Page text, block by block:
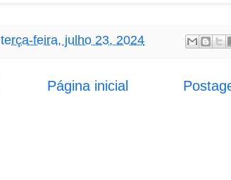
terça-feira, julho 23, 2024
Página inicial